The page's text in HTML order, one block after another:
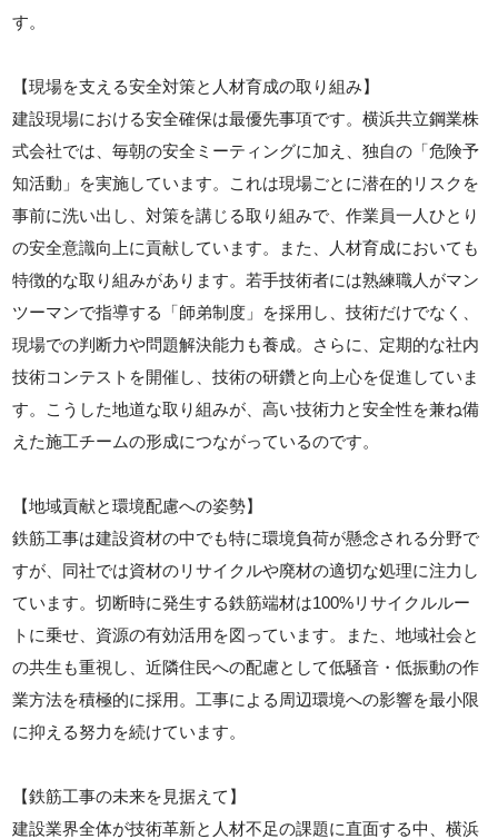
す。
【現場を支える安全対策と人材育成の取り組み】
建設現場における安全確保は最優先事項です。横浜共立鋼業株
式会社では、毎朝の安全ミーティングに加え、独自の「危険予
知活動」を実施しています。これは現場ごとに潜在的リスクを
事前に洗い出し、対策を講じる取り組みで、作業員一人ひとり
の安全意識向上に貢献しています。また、人材育成においても
特徴的な取り組みがあります。若手技術者には熟練職人がマン
ツーマンで指導する「師弟制度」を採用し、技術だけでなく、
現場での判断力や問題解決能力も養成。さらに、定期的な社内
技術コンテストを開催し、技術の研鑽と向上心を促進していま
す。こうした地道な取り組みが、高い技術力と安全性を兼ね備
えた施工チームの形成につながっているのです。
【地域貢献と環境配慮への姿勢】
鉄筋工事は建設資材の中でも特に環境負荷が懸念される分野で
すが、同社では資材のリサイクルや廃材の適切な処理に注力し
ています。切断時に発生する鉄筋端材は100%リサイクルルー
トに乗せ、資源の有効活用を図っています。また、地域社会と
の共生も重視し、近隣住民への配慮として低騒音・低振動の作
業方法を積極的に採用。工事による周辺環境への影響を最小限
に抑える努力を続けています。
【鉄筋工事の未来を見据えて】
建設業界全体が技術革新と人材不足の課題に直面する中、横浜